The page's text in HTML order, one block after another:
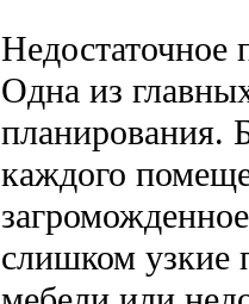
Недостаточное
Одна из
планирования.
каждого
слишком узкие